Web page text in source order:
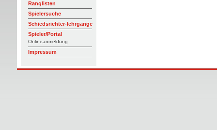
Ranglisten
Spielersuche
Schiedsrichter-lehrgänge
Spieler/Portal
Onlineanmeldung
Impressum